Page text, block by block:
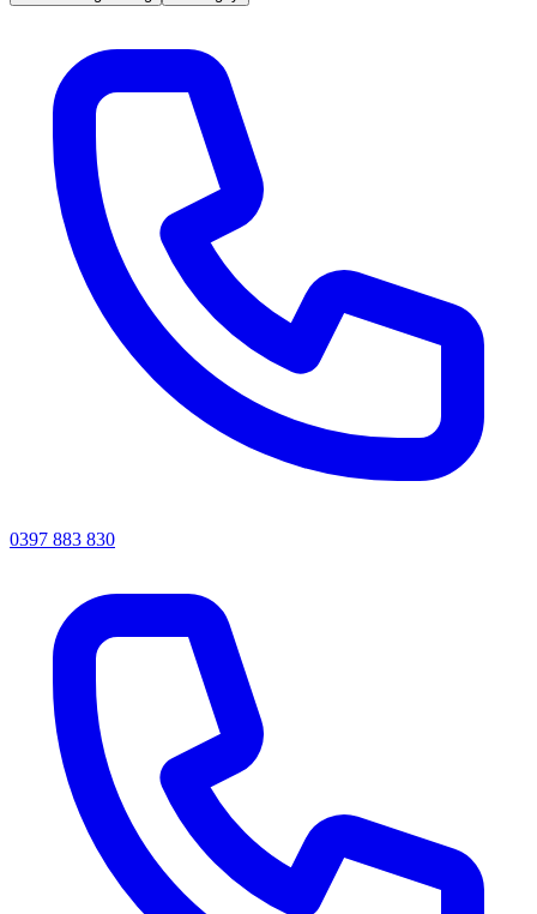
0397 883 830